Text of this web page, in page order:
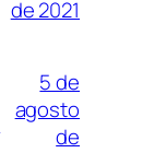
de 2021
5 de
agosto
de